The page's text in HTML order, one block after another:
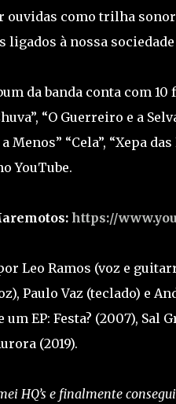
ouvidas como trilha
ligados à nossa
da banda conta com
“O Guerreiro e a
Menos” “Cela”, “Xepa
YouTube.
https://
Leo Ramos (voz e
Paulo Vaz (teclado) e
um EP: Festa? (2007), Sal
(2019).
HQ’s e finalmente